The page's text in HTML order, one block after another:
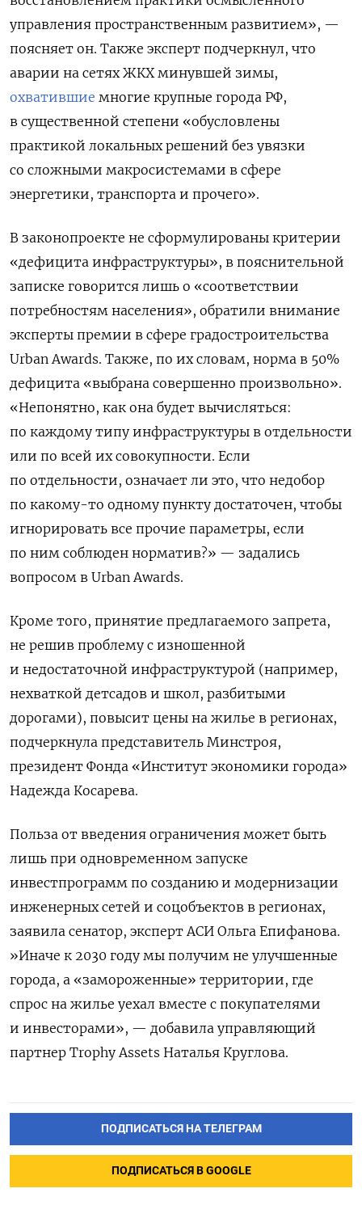
управления пространственным развитием», —
поясняет он. Также эксперт подчеркнул, что
аварии на сетях ЖКХ минувшей зимы,
охватившие многие крупные города РФ,
в существенной степени «обусловлены
практикой локальных решений без увязки
со сложными макросистемами в сфере
энергетики, транспорта и прочего».
В законопроекте не сформулированы критерии
«дефицита инфраструктуры», в пояснительной
записке говорится лишь о «соответствии
потребностям населения», обратили внимание
эксперты премии в сфере градостроительства
Urban Awards. Также, по их словам, норма в 50%
дефицита «выбрана совершенно произвольно».
«Непонятно, как она будет вычисляться:
по каждому типу инфраструктуры в отдельности
или по всей их совокупности. Если
по отдельности, означает ли это, что недобор
по какому-то одному пункту достаточен, чтобы
игнорировать все прочие параметры, если
по ним соблюден норматив?» — задались
вопросом в Urban Awards.
Кроме того, принятие предлагаемого запрета,
не решив проблему с изношенной
и недостаточной инфраструктурой (например,
нехваткой детсадов и школ, разбитыми
дорогами), повысит цены на жилье в регионах,
подчеркнула представитель Минстроя,
президент Фонда «Институт экономики города»
Надежда Косарева.
Польза от введения ограничения может быть
лишь при одновременном запуске
инвестпрограмм по созданию и модернизации
инженерных сетей и соцобъектов в регионах,
заявила сенатор, эксперт АСИ Ольга Епифанова.
»Иначе к 2030 году мы получим не улучшенные
города, а «замороженные» территории, где
спрос на жилье уехал вместе с покупателями
и инвесторами», — добавила управляющий
партнер Trophy Assets Наталья Круглова.
ПОДПИСАТЬСЯ НА ТЕЛЕГРАМ
ПОДПИСАТЬСЯ В GOOGLE